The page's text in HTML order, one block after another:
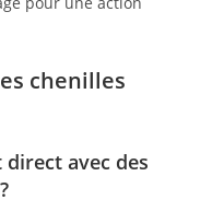
chenilles
direct avec des